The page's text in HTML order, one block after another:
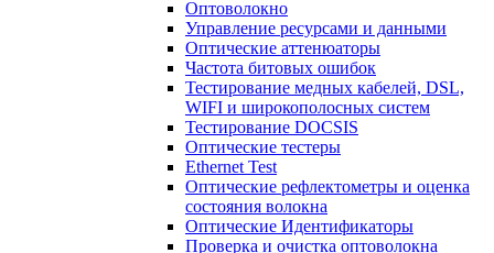
Оптоволокно
Управление ресурсами и данными
Оптические aттенюаторы
Частота битовых ошибок
Тестирование медных кабелей, DSL,
WIFI и широкополосных систем
Тестирование DOCSIS
Оптические тестеры
Ethernet Test
Оптические рефлектометры и оценка
состояния волокна
Оптические Идентификаторы
Проверка и очистка оптоволокна